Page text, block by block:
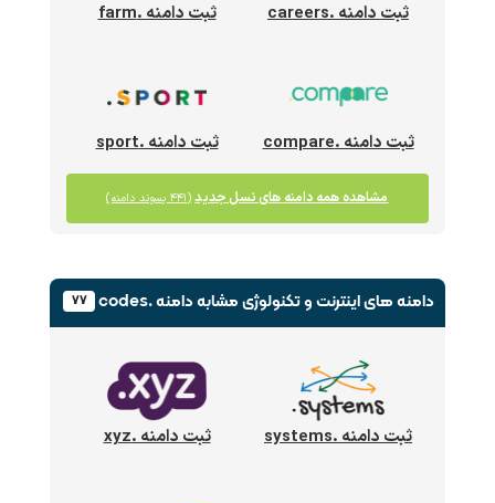
ثبت دامنه .careers ثبت دامنه .farm
ثبت دامنه .compare ثبت دامنه .sport
مشاهده همه دامنه های نسل جدید (۴۴۱ پسوند دامنه)
دامنه های اینترنت و تکنولوژیمشابه دامنه .codes ۷۷
ثبت دامنه .systems ثبت دامنه .xyz